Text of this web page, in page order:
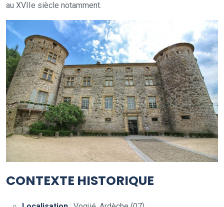
au XVIIe siècle notamment.
CONTEXTE HISTORIQUE